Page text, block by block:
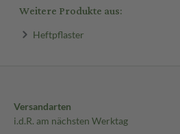
Weitere Produkte aus:
Heftpflaster
Versandarten
i.d.R. am nächsten Werktag